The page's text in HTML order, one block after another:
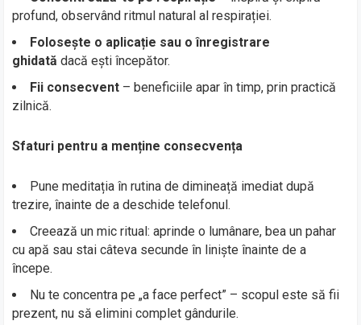
profund, observând ritmul natural al respirației.
Folosește o aplicație sau o înregistrare
ghidată dacă ești începător.
Fii consecvent – beneficiile apar în timp, prin practică
zilnică.
Sfaturi pentru a menține consecvența
Pune meditația în rutina de dimineață imediat după
trezire, înainte de a deschide telefonul.
Creează un mic ritual: aprinde o lumânare, bea un pahar
cu apă sau stai câteva secunde în liniște înainte de a
începe.
Nu te concentra pe „a face perfect” – scopul este să fii
prezent, nu să elimini complet gândurile.